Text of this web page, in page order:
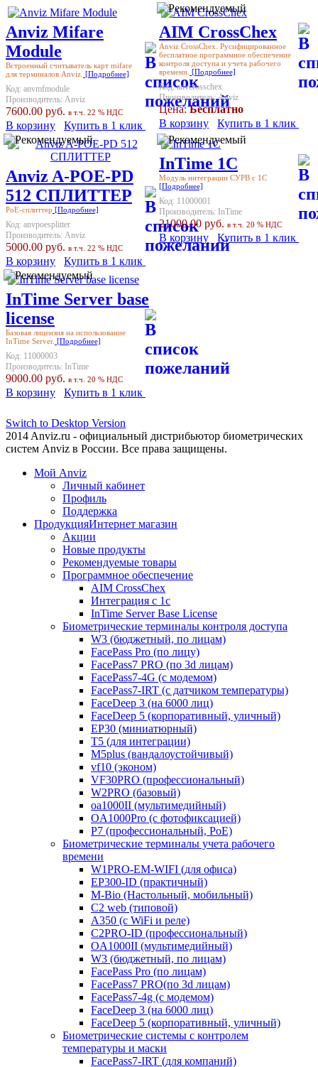
Anviz Mifare
Module
Встроенный считыватель карт mifare
для терминалов Anviz. [Подробнее]
Код: anvmfmodule
Производитель: Anviz
7600.00 руб. в т.ч. 22 % НДС
В корзину Купить в 1 клик
AIM CrossChex
Anviz CrossChex. Русифицированное
бесплатное программное обеспечение
контроля доступа и учета рабочего
времени. [Подробнее]
Код:anvcrosschex
Производитель:Anviz
Цена:Бесплатно
В корзину
Купить в 1 клик
Anviz A-POE-PD
512 СПЛИТТЕР
PoE-сплиттер [Подробнее]
Код: anvpoesplitter
Производитель: Anviz
5000.00 руб. в т.ч. 22 % НДС
В корзину Купить в 1 клик
InTime 1С
Модуль интеграции СУРВ с 1C
[Подробнее]
Код: 11000001
Производитель: InTime
21000.00 руб. в т.ч. 20 % НДС
В корзину Купить в 1 клик
InTime Server base
license
Базовая лицензия на использование
InTime Server. [Подробнее]
Код: 11000003
Производитель: InTime
9000.00 руб. в т.ч. 20 % НДС
В корзину Купить в 1 клик
Switch to Desktop Version
2014 Anviz.ru - официальный дистрибьютор биометрических
систем Anviz в России. Все права защищены.
Мой Anviz
Личный кабинет
Профиль
Поддержка
ПродукцияИнтернет магазин
Акции
Новые продукты
Рекомендуемые товары
Программное обеспечение
AIM CrossChex
Интеграция с 1с
InTime Server Base License
Биометрические терминалы контроля доступа
W3 (бюджетный, по лицам)
FacePass Pro (по лицу)
FacePass7 PRO (по 3d лицам)
FacePass7-4G (с модемом)
FacePass7-IRT (с датчиком температуры)
FaceDeep 3 (на 6000 лиц)
FaceDeep 5 (корпоративный, уличный)
EP30 (миниатюрный)
T5 (для интеграции)
M5plus (вандалоустойчивый)
vf10 (эконом)
VF30PRO (профессиональный)
W2PRO (базовый)
oa1000II (мультимедийный)
OA1000Pro (с фотофиксацией)
P7 (профессиональный, PoE)
Биометрические терминалы учета рабочего
времени
W1PRO-EM-WIFI (для офиса)
EP300-ID (практичный)
M-Bio (Настольный, мобильный)
С2 web (типовой)
A350 (с WiFi и реле)
C2PRO-ID (профессиональный)
OA1000II (мультимедийный)
W3 (бюджетный, по лицам)
FacePass Pro (по лицам)
FacePass7 PRO(по 3d лицам)
FacePass7-4g (с модемом)
FaceDeep 3 (на 6000 лиц)
FaceDeep 5 (корпоративный, уличный)
Биометрические системы с контролем
температуры и маски
FacePass7-IRT (для компаний)